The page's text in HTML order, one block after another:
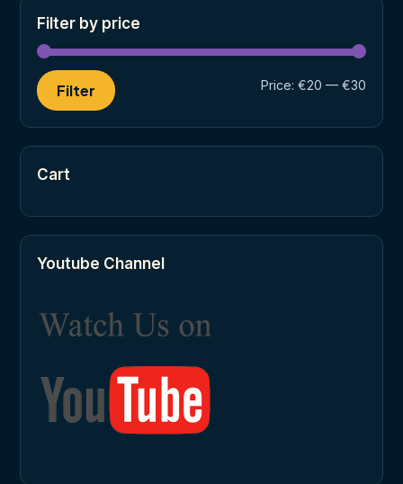
Filter by price
Filter Price: €20 — €30
Cart
Youtube Channel